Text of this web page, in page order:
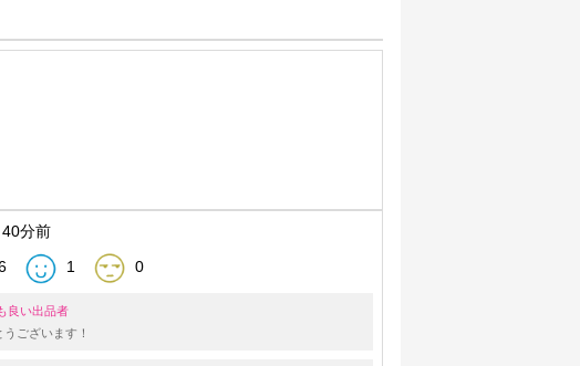
40分前
1 0
良い出品者
ございます！